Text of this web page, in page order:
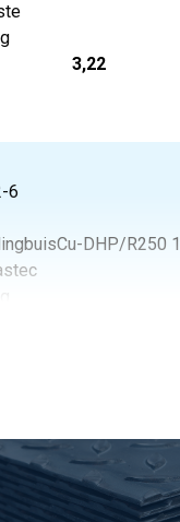
3,22
6
DHP/R250
DHP/R250